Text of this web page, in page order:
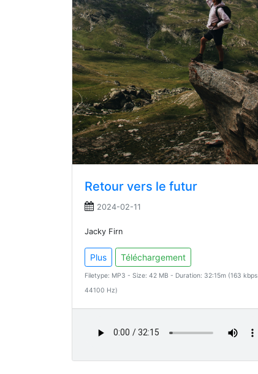
Retour vers le futur
2024-02-11
Jacky Firn
Plus Téléchargement
Filetype: MP3 - Size: 42 MB - Duration: 32:15m (163 kbps
44100 Hz)